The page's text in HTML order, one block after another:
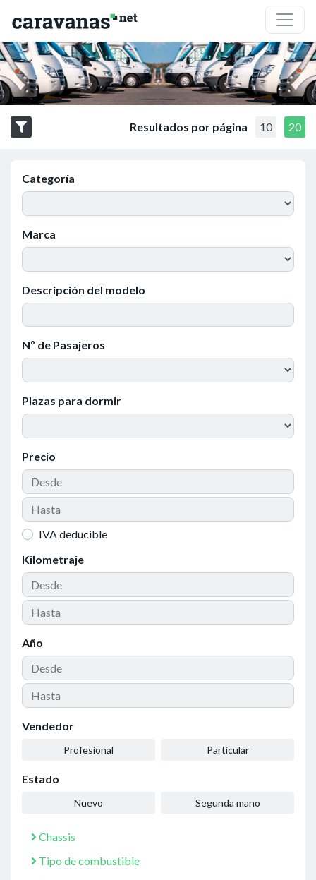
Resultados por página 10 20
Categoría
Marca
Descripción del modelo
Nº de Pasajeros
Plazas para dormir
Precio
IVA deducible
Kilometraje
Año
Vendedor
Profesional Particular
Estado
Nuevo Segunda mano
Chassis
Tipo de combustible